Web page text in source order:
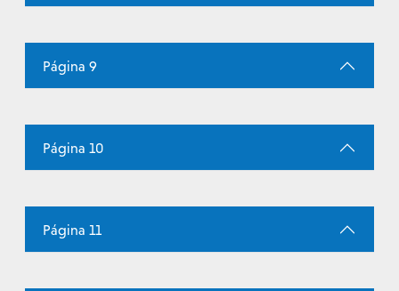
Página 9
Página 10
Página 11